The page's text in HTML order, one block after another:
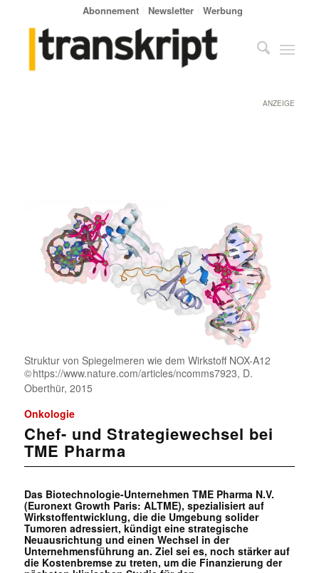
Abonnement Newsletter Werbung
ANZEIGE
Struktur von Spiegelmeren wie dem Wirkstoff NOX-A12
https://www.nature.com/articles/ncomms7923, D.
Oberthür, 2015
Onkologie
Chef- und Strategiewechsel bei
TME Pharma
Das Biotechnologie-Unternehmen TME Pharma N.V.
(Euronext Growth Paris: ALTME), spezialisiert auf
Wirkstoffentwicklung, die die Umgebung solider
Tumoren adressiert, kündigt eine strategische
Neuausrichtung und einen Wechsel in der
Unternehmensführung an. Ziel sei es, noch stärker auf
die Kostenbremse zu treten, um die Finanzierung der